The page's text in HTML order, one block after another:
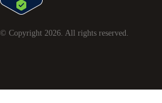
© Copyright 2026 . All rights reserved.